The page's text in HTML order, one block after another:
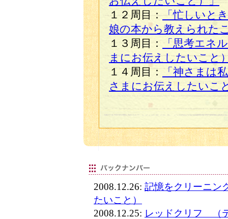
１２周目：
「忙しいと
娘の本から教えられた
１３周目：
「思考エネ
まにお伝えしたいこと
１４周目：
「神さまは
さまにお伝えしたいこ
2008.12.26: 記憶をクリーニン
たいこと）
2008.12.25: レッドクリフ （